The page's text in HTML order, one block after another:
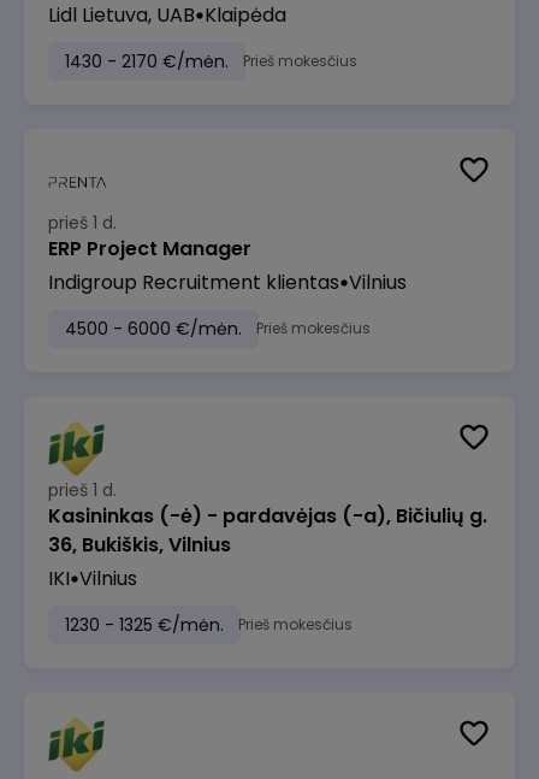
Lidl Lietuva, UAB Klaipėda
1430 - 2170 €/mėn. Prieš mokesčius
prieš 1 d.
ERP Project Manager
Indigroup Recruitment klientas Vilnius
4500 - 6000 €/mėn. Prieš mokesčius
prieš 1 d.
Kasininkas (-ė) - pardavėjas (-a), Bičiulių g.
36, Bukiškis, Vilnius
IKI Vilnius
1230 - 1325 €/mėn. Prieš mokesčius